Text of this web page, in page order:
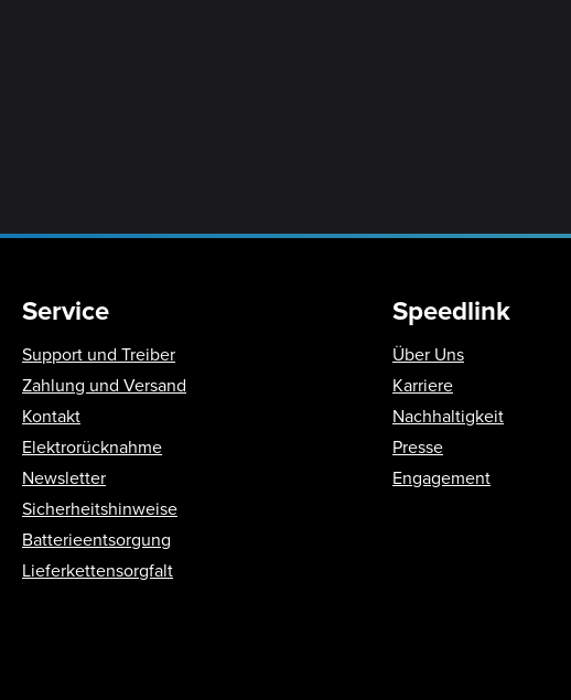
Service
Support und Treiber
Zahlung und Versand
Kontakt
Elektrorücknahme
Newsletter
Sicherheitshinweise
Batterieentsorgung
Lieferkettensorgfalt
Speedlink
Über Uns
Karriere
Nachhaltigkeit
Presse
Engagement